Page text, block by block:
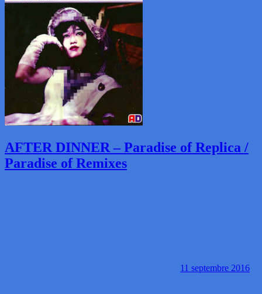
AFTER DINNER – Paradise of Replica /
Paradise of Remixes
11 septembre 2016